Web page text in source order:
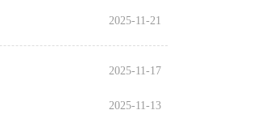
2025-11-21
2025-11-17
2025-11-13